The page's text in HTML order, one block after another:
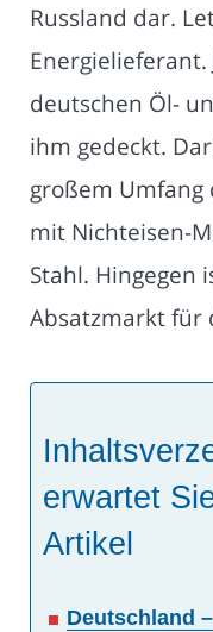
Russland dar.
Energielieferant.
deutschen Öl-
ihm gedeckt.
großem
mit Nichteisen-
Stahl. Hingegen
Absatzmarkt für
erwartet
Artikel
Deutschland